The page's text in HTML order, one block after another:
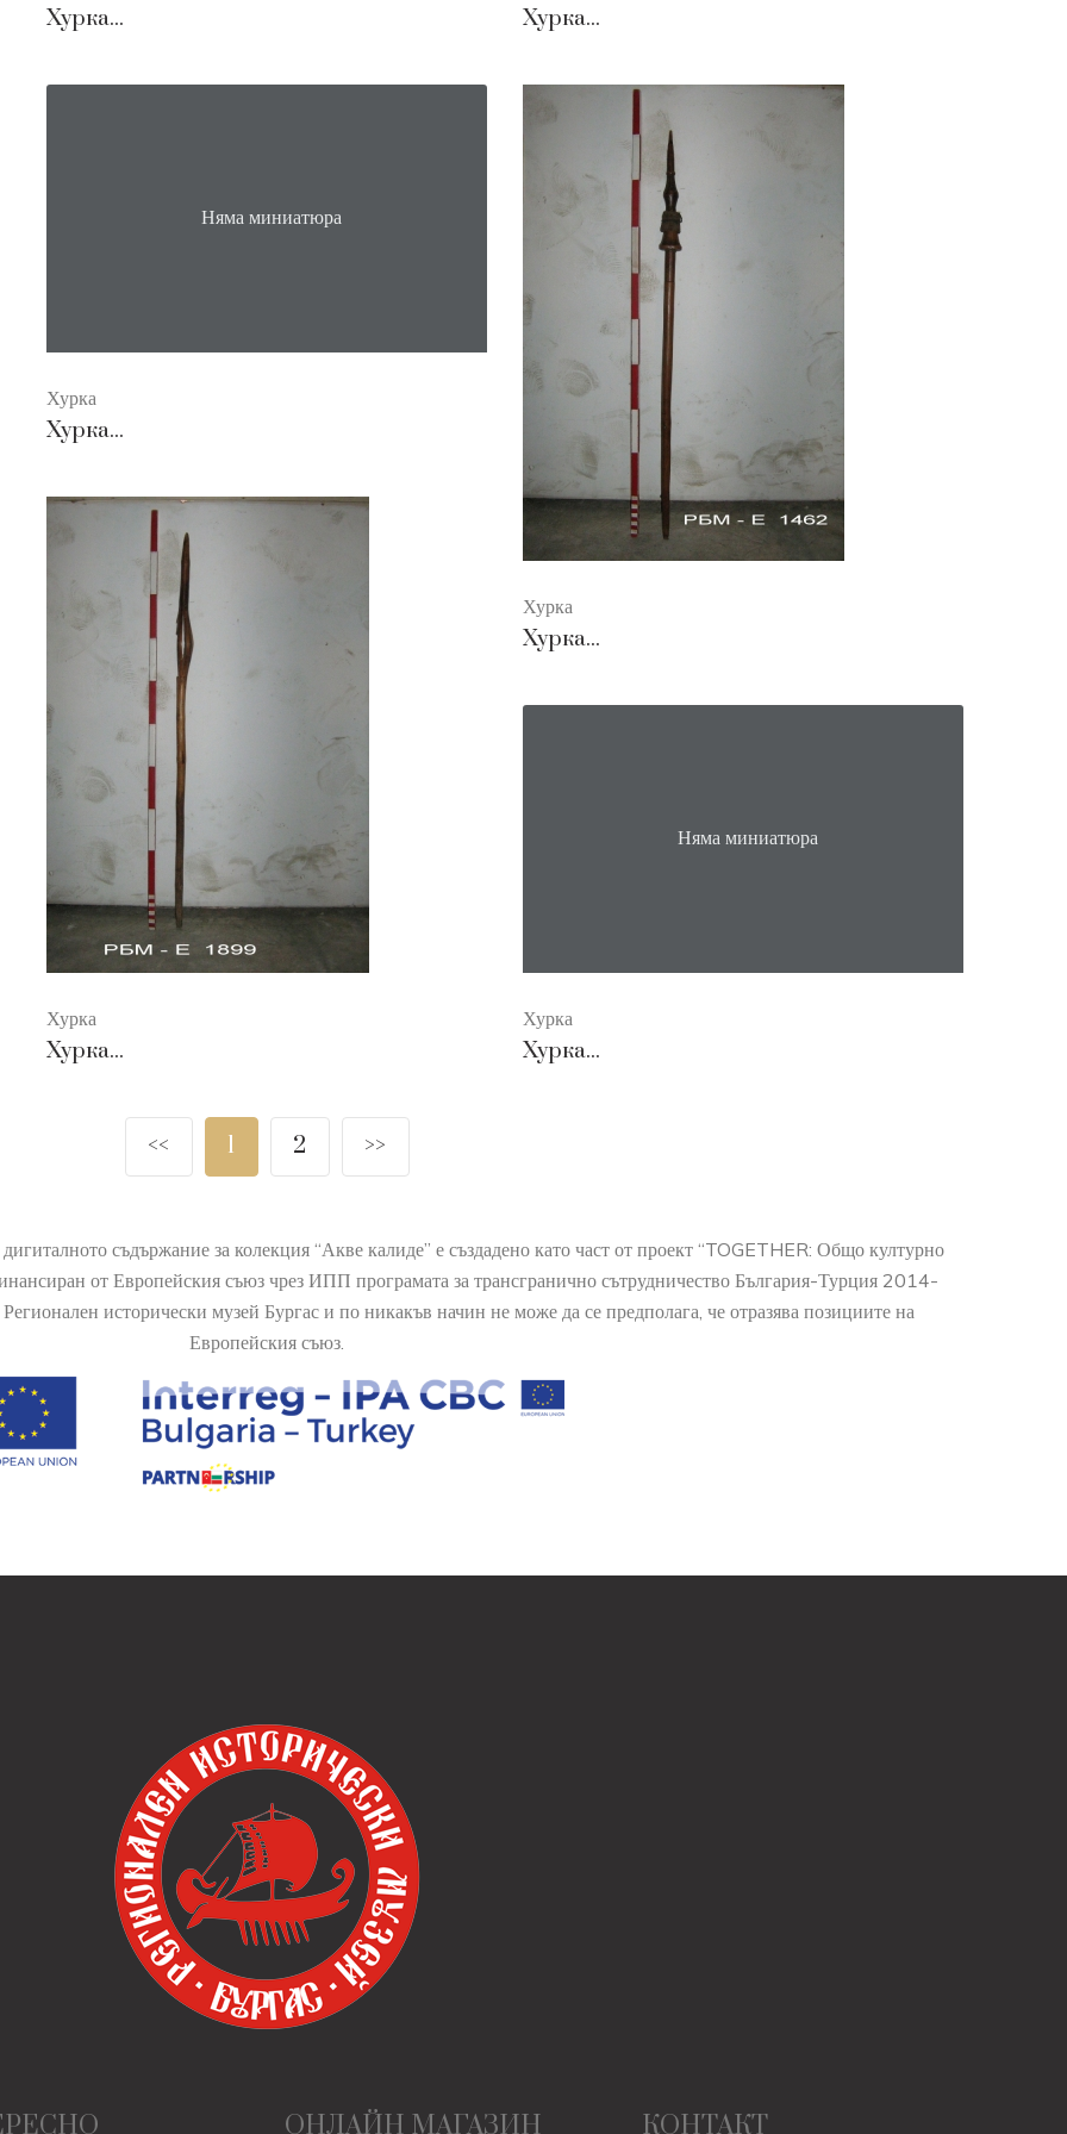
Хурка... Хурка...
Няма миниатюра
Хурка
Хурка...
Хурка
Хурка...
Хурка
Хурка...
Няма миниатюра
Хурка
Хурка...
<< 1 2 >>
съдържание за колекция “Акве калиде” е създадено като част от проект “TOGETHER: Общо културно
от Европейския съюз чрез ИПП програмата за трансгранично сътрудничество България-Турция 2014-
исторически музей Бургас и по никакъв начин не може да се предполага, че отразява позициите на
Европейския съюз.
ОНЛАЙН МАГАЗИН КОНТАКТ